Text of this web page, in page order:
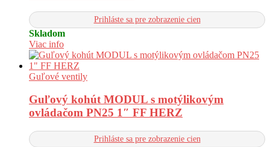
Prihláste sa pre zobrazenie cien
Skladom
Viac info
Guľové ventily
Guľový kohút MODUL s motýlikovým
ovládačom PN25 1″ FF HERZ
Prihláste sa pre zobrazenie cien